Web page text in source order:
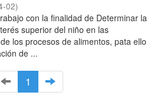
02)
con la finalidad de Determinar la
superior del niño en las
los procesos de alimentos, pata ello
de ...
1